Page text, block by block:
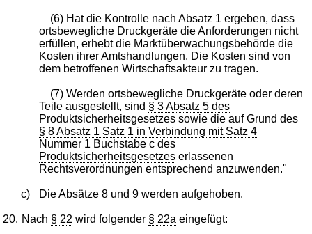
(6) Hat die Kontrolle nach Absatz 1 ergeben, dass
ortsbewegliche Druckgeräte die Anforderungen nicht
erfüllen, erhebt die Marktüberwachungsbehörde die
Kosten ihrer Amtshandlungen. Die Kosten sind von
dem betroffenen Wirtschaftsakteur zu tragen.
(7) Werden ortsbewegliche Druckgeräte oder deren
Teile ausgestellt, sind § 3 Absatz 5 des
Produktsicherheitsgesetzessowie die auf Grund des
§ 8 Absatz 1 Satz 1 in Verbindung mit Satz 4
Nummer 1 Buchstabe c des
Produktsicherheitsgesetzeserlassenen
Rechtsverordnungen entsprechend anzuwenden."
c) Die Absätze 8 und 9 werden aufgehoben.
20. Nach § 22 wird folgender § 22a eingefügt: